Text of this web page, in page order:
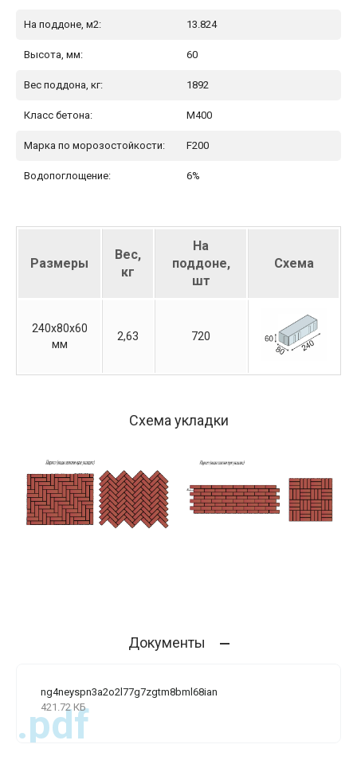
На поддоне, м2: 13.824
Высота, мм: 60
Вес поддона, кг: 1892
Класс бетона: М400
Марка по морозостойкости: F200
Водопоглощение: 6%
Размеры
Вес,
кг
На
поддоне,
шт
Схема
240х80х60
мм
2,63 720
Схема укладки
Документы
ng4neyspn3a2o2l77g7zgtm8bml68ian
421.72 КБ
.pdf